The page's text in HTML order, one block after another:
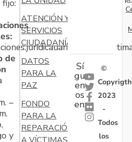
fijo:
de
–
y
ATENCIÓN Y
SERVICIOS
CIUDADANÍA
DATOS
PARA LA
PAZ
FONDO
PARA LA
REPARACIÓN
Sí
gu
en
os
en:
©
Copyrigth
2023
-
Todos
los